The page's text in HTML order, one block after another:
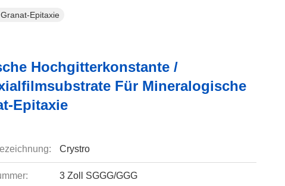
Epitaxie
Hochgitterkonstante /
Für Mineralogische
Epitaxie
Crystro
3 Zoll SGGG/GGG